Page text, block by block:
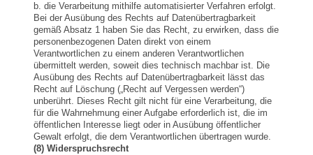
b. die Verarbeitung mithilfe automatisierter Verfahren erfolgt.
Bei der Ausübung des Rechts auf Datenübertragbarkeit
gemäß Absatz 1 haben Sie das Recht, zu erwirken, dass die
personenbezogenen Daten direkt von einem
Verantwortlichen zu einem anderen Verantwortlichen
übermittelt werden, soweit dies technisch machbar ist. Die
Ausübung des Rechts auf Datenübertragbarkeit lässt das
Recht auf Löschung („Recht auf Vergessen werden“)
unberührt. Dieses Recht gilt nicht für eine Verarbeitung, die
für die Wahrnehmung einer Aufgabe erforderlich ist, die im
öffentlichen Interesse liegt oder in Ausübung öffentlicher
Gewalt erfolgt, die dem Verantwortlichen übertragen wurde.
(8) Widerspruchsrecht